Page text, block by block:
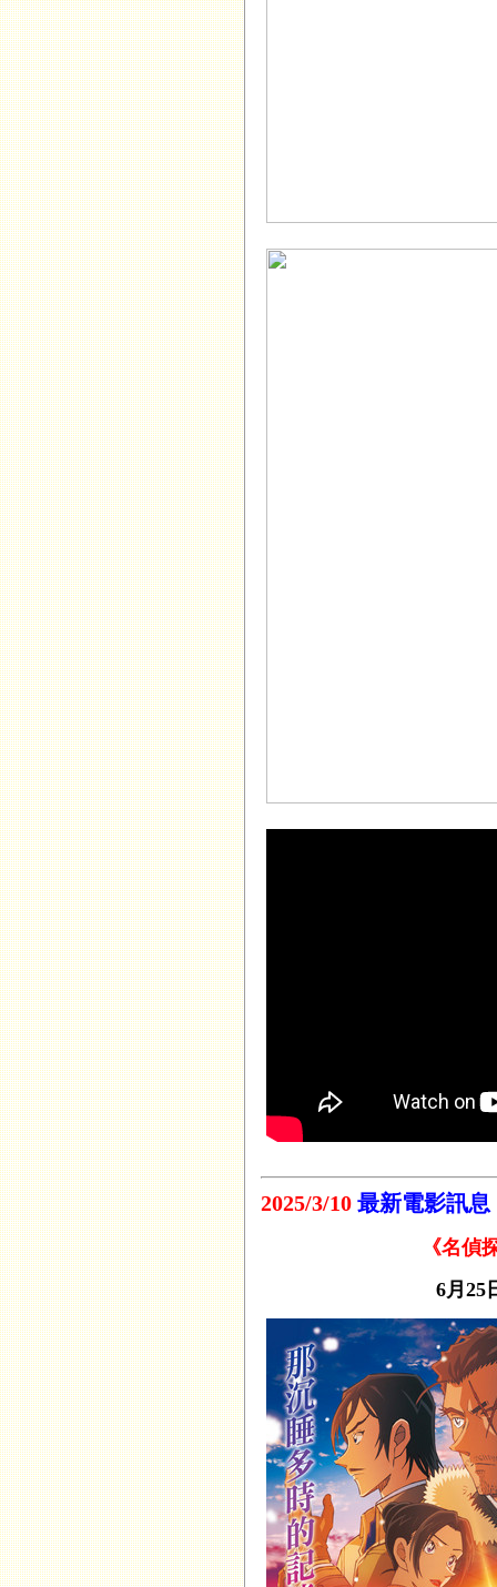
2025/3/10 最新電影訊息
《名偵
6月25